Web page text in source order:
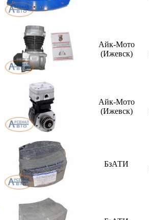
Айк-Мото
(Ижевск)
Айк-Мото
(Ижевск)
БзАТИ